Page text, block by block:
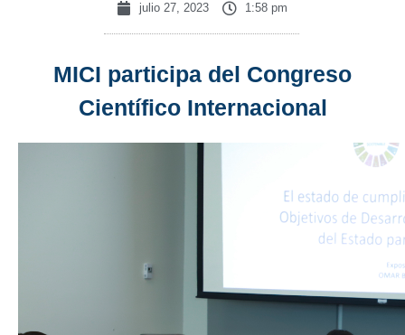
julio 27, 2023 1:58 pm
MICI participa del Congreso
Científico Internacional